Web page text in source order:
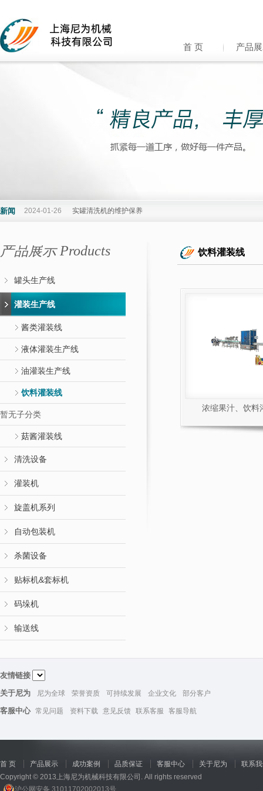
首 页 产品
新闻 2024-01-26 实罐清洗机的维护保养
产品展示 Products
罐头生产线
灌装生产线
酱类灌装线
液体灌装生产线
油灌装生产线
饮料灌装线
暂无子分类
菇酱灌装线
清洗设备
灌装机
旋盖机系列
自动包装机
杀菌设备
贴标机&套标机
码垛机
输送线
饮料灌装线
浓缩果汁、饮料
友情链接
关于尼为
尼为全球 荣誉资质 可持续发展 企业文化 部分客户
客服中心 常见问题 资料下载 意见反馈 联系客服 客服导航
首 页 产品展示 成功案例 品质保证 客服中心 关于尼为
联系
Copyright © 2013上海尼为机械科技有限公司. All rights reserved
沪公网安备 31011702002013号